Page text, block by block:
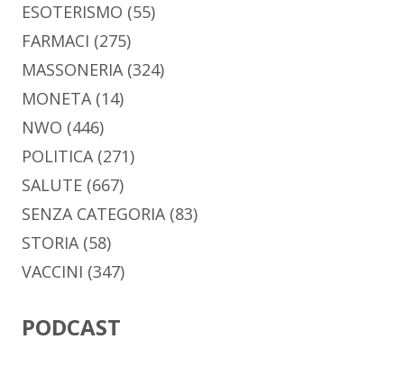
ESOTERISMO (55)
FARMACI (275)
MASSONERIA(324)
MONETA(14)
NWO (446)
POLITICA(271)
SALUTE (667)
SENZA CATEGORIA(83)
STORIA(58)
VACCINI (347)
PODCAST